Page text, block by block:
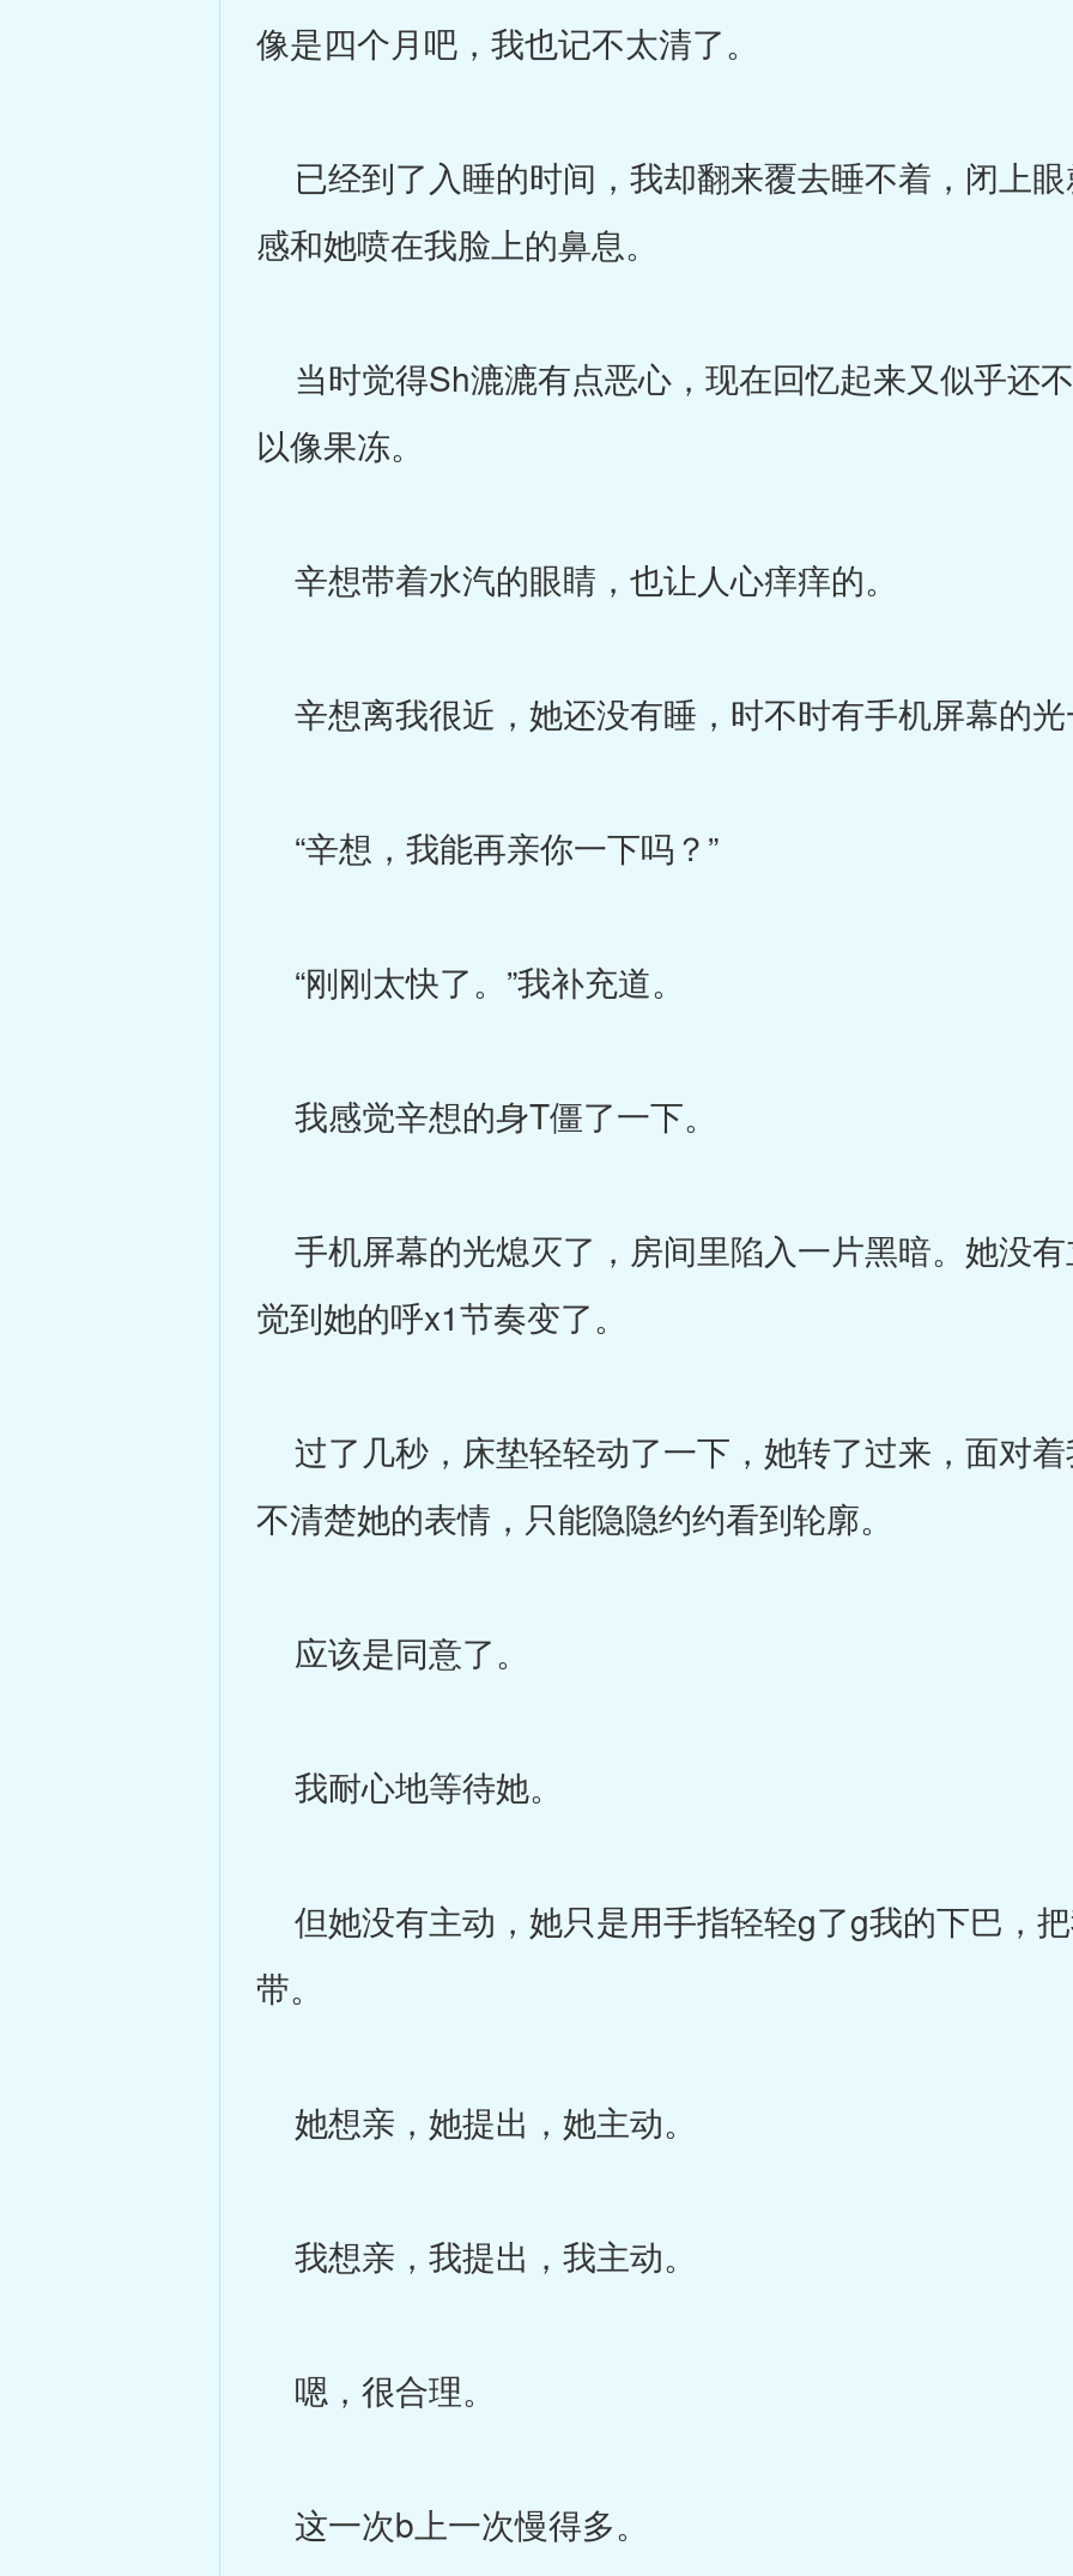
像是四个月吧，我也记不太清了。
已经到了入睡的时间，我却翻来覆去睡不着，闭上
感和她喷在我脸上的鼻息。
当时觉得Sh漉漉有点恶心，现在回忆起来又似乎还
以像果冻。
辛想带着水汽的眼睛，也让人心痒痒的。
辛想离我很近，她还没有睡，时不时有手机屏幕的光
“辛想，我能再亲你一下吗？”
“刚刚太快了。”我补充道。
我感觉辛想的身T僵了一下。
手机屏幕的光熄灭了，房间里陷入一片黑暗。她没
觉到她的呼x1节奏变了。
过了几秒，床垫轻轻动了一下，她转了过来，面对
不清楚她的表情，只能隐隐约约看到轮廓。
应该是同意了。
我耐心地等待她。
但她没有主动，她只是用手指轻轻g了g我的下巴，
带。
她想亲，她提出，她主动。
我想亲，我提出，我主动。
嗯，很合理。
这一次b上一次慢得多。